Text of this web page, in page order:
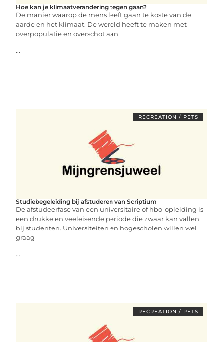
Hoe kan je klimaatverandering tegen gaan?
De manier waarop de mens leeft gaan te koste van de
aarde en het klimaat. De wereld heeft te maken met
overpopulatie en overschot aan
...
RECREATION / PETS
Studiebegeleiding bij afstuderen van Scriptium
De afstudeerfase van een universitaire of hbo-opleiding is
een drukke en veeleisende periode die zwaar kan vallen
bij studenten. Universiteiten en hogescholen willen wel
graag
...
RECREATION / PETS